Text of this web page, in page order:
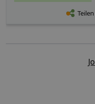
Teilen